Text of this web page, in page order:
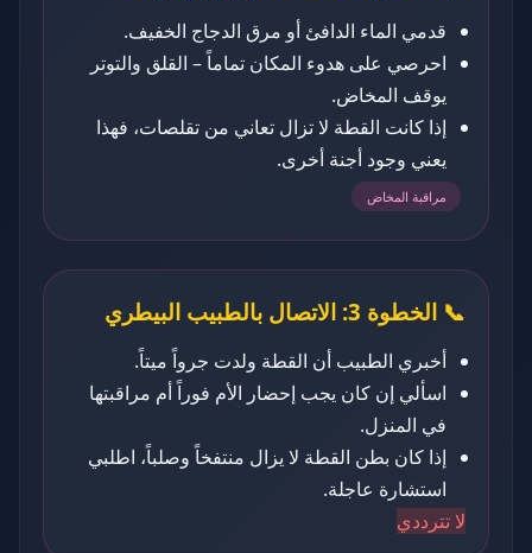
قدمي الماء الدافئ أو مرق الدجاج الخفيف.
احرصي على هدوء المكان تماماً – القلق والتوتر
يوقف المخاض.
إذا كانت القطة لا تزال تعاني من تقلصات، فهذا
يعني وجود أجنة أخرى.
مراقبة المخاض
📞 الخطوة 3: الاتصال بالطبيب البيطري
أخبري الطبيب أن القطة ولدت جرواً ميتاً.
اسألي إن كان يجب إحضار الأم فوراً أم مراقبتها
في المنزل.
إذا كان بطن القطة لا يزال منتفخاً وصلباً، اطلبي
استشارة عاجلة.
لا تترددي